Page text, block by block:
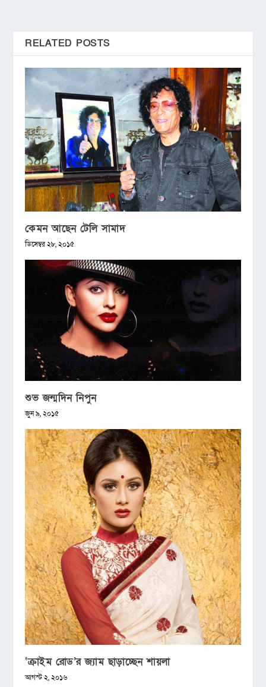
RELATED POSTS
কেমন আছেন টেলি সামাদ
ডিসেম্বর ২৮, ২০১৫
শুভ জন্মদিন নিপুন
জুন ৯, ২০১৫
‘ক্রাইম রোড’র জ্যাম ছাড়াচ্ছেন শায়লা
আগস্ট ২, ২০১৬